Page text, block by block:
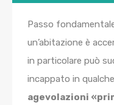
Passo
un’abitazione è
in particolare può
incappato in
agevolazioni